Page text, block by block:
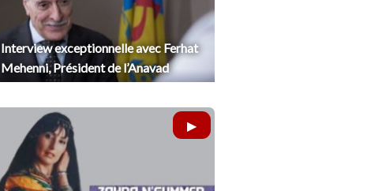
Interview exceptionnelle avec Ferhat
Mehenni, Président de l’Anavad